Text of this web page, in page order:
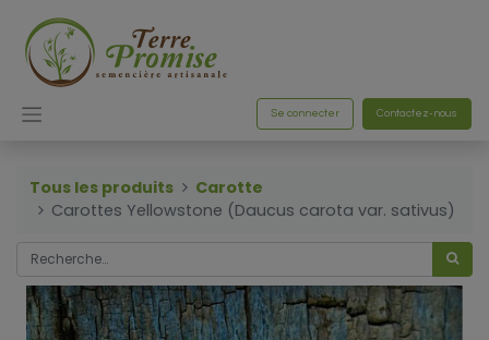
Se connecter Contactez-nous
Tous les produits
Carotte
Carottes Yellowstone (Daucus carota var. sativus)